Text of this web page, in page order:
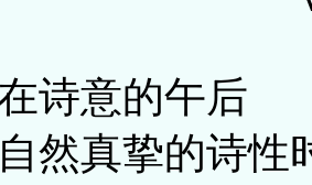
诗意的午后
然真挚的诗性